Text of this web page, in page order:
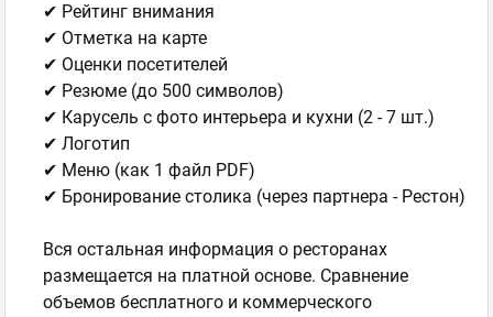
✔ Рейтинг внимания
✔ Отметка на карте
✔ Оценки посетителей
✔ Резюме (до 500 символов)
✔ Карусель с фото интерьера и кухни (2 - 7 шт.)
✔ Логотип
✔ Меню (как 1 файл PDF)
✔ Бронирование столика (через партнера - Рестон)
Вся остальная информация о ресторанах
размещается на платной основе. Сравнение
объемов бесплатного и коммерческого